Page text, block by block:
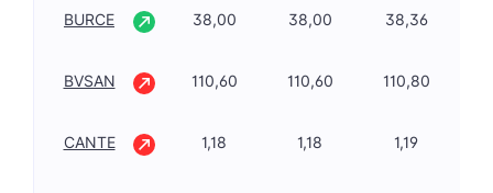
BURCE 38,00 38,00 38,36
BVSAN 110,60 110,60 110,80
CANTE 1,18 1,18 1,19